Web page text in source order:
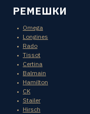
РЕМЕШКИ
Omega
Longines
Rado
Tissot
Certina
Balmain
Hamilton
CK
Stailer
Hirsch